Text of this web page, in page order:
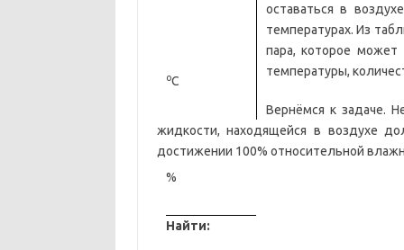
оС
%
Найти:
оставаться в
температурах. Из
пара, которое
температуры,
Вернёмся к задаче.
жидкости, находящейся в воздухе
достижении 100% относительной